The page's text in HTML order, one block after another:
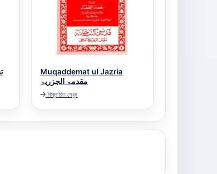
Muqaddemat ul Jazria
مقدمۃ الجزریۃ
বিস্তারিত দেখুন